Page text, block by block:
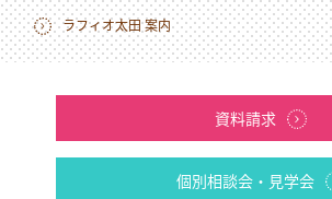
ラフィオ太田 案内
資料請求
個別相談会・見学会